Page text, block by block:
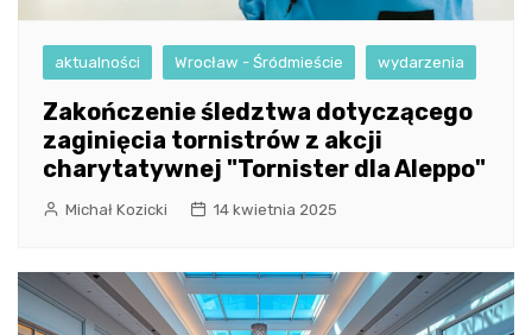
aktualności Wrocław - Śródmieście wydarzenia
Zakończenie śledztwa dotyczącego
zaginięcia tornistrów z akcji
charytatywnej "Tornister dla Aleppo"
Michał Kozicki 14 kwietnia 2025